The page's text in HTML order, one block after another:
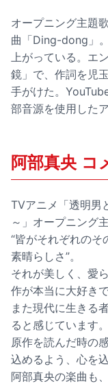
オープニング主題
曲「Ding-dong」
上がっている。エ
鏡」で、作詞を児
手がけた。
部音源を使用した
阿部真央 コ
TVアニメ「透明男
～」オープニング
“皆がそれぞれの
素晴らしさ”。
それが美しく、愛
作が本当に大好きで
また現代に生きる
ると感じています。
原作を読んだ時の
込めるよう、心を
阿部真央の楽曲も